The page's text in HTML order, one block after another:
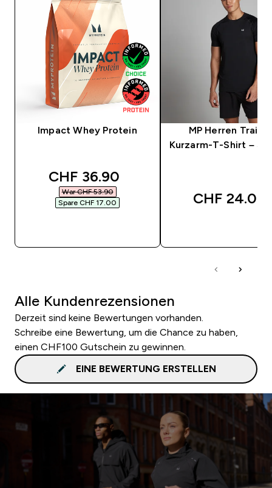
Impact Whey Protein
discounted price
CHF 36.90‎
War CHF 53.90‎
Spare CHF 17.00‎
MP Herren
Kurzarm-T-Shirt –
CHF 24.00‎
Alle Kundenrezensionen
Derzeit sind keine Bewertungen vorhanden.
Schreibe eine Bewertung, um die Chance zu haben,
einen CHF100 Gutschein zu gewinnen.
EINE BEWERTUNG ERSTELLEN